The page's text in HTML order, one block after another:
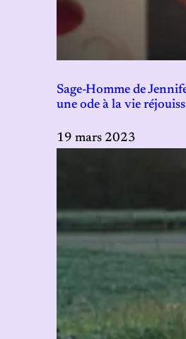
Sage-Homme de
une ode à la vie
19 mars 2023